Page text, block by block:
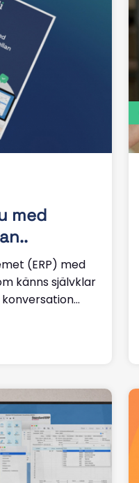
med
(ERP) med
känns självklar